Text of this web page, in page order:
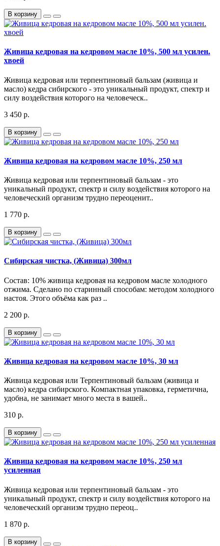
В корзину
Живица кедровая на кедровом масле 10%, 500 мл усилен.
хвоей
Живица кедровая или терпентиновый бальзам (живица и
масло) кедра сибирского - это уникальный продукт, спектр и
силу воздействия которого на человеческ..
3 450 р.
В корзину
Живица кедровая на кедровом масле 10%, 250 мл
Живица кедровая или терпентиновый бальзам - это
уникальный продукт, спектр и силу воздействия которого на
человеческий организм трудно переоценит..
1 770 р.
В корзину
Сибирская чистка, (Живица) 300мл
Состав: 10% живица кедровая на кедровом масле холодного
отжима. Сделано по старинный способам: методом холодного
настоя. Этого объёма как раз ..
2 200 р.
В корзину
Живица кедровая на кедровом масле 10%, 30 мл
Живица кедровая или Терпентиновый бальзам (живица и
масло) кедра сибирского. Компактная упаковка, герметична,
удобна, не занимает много места в вашей..
310 р.
В корзину
Живица кедровая на кедровом масле 10%, 250 мл
усиленная
Живица кедровая или терпентиновый бальзам - это
уникальный продукт, спектр и силу воздействия которого на
человеческий организм трудно переоц..
1 870 р.
В корзину